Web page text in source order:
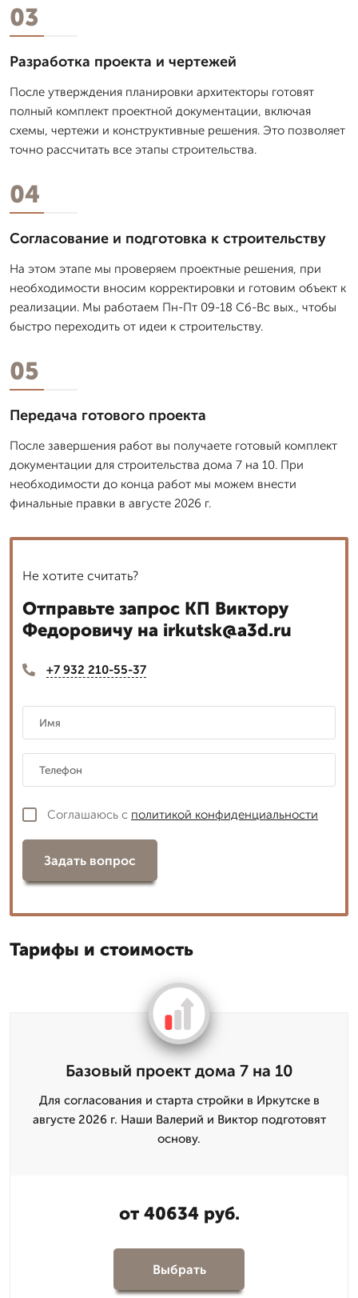
03
Разработка проекта и чертежей
После утверждения планировки архитекторы готовят
полный комплект проектной документации, включая
схемы, чертежи и конструктивные решения. Это позволяет
точно рассчитать все этапы строительства.
04
Согласование и подготовка к строительству
На этом этапе мы проверяем проектные решения, при
необходимости вносим корректировки и готовим объект к
реализации. Мы работаем Пн-Пт 09-18 Сб-Вс вых., чтобы
быстро переходить от идеи к строительству.
05
Передача готового проекта
После завершения работ вы получаете готовый комплект
документации для строительства дома 7 на 10. При
необходимости до конца работ мы можем внести
финальные правки в августе 2026 г.
Не хотите считать?
Отправьте запрос КП Виктору
Федоровичу на irkutsk@a3d.ru
+7 932 210-55-37
Соглашаюсь с политикой конфиденциальности
Задать вопрос
Тарифы и стоимость
Базовый проект дома 7 на 10
Для согласования и старта стройки в Иркутске в
августе 2026 г. Наши Валерий и Виктор подготовят
основу.
от 40634 руб.
Выбрать